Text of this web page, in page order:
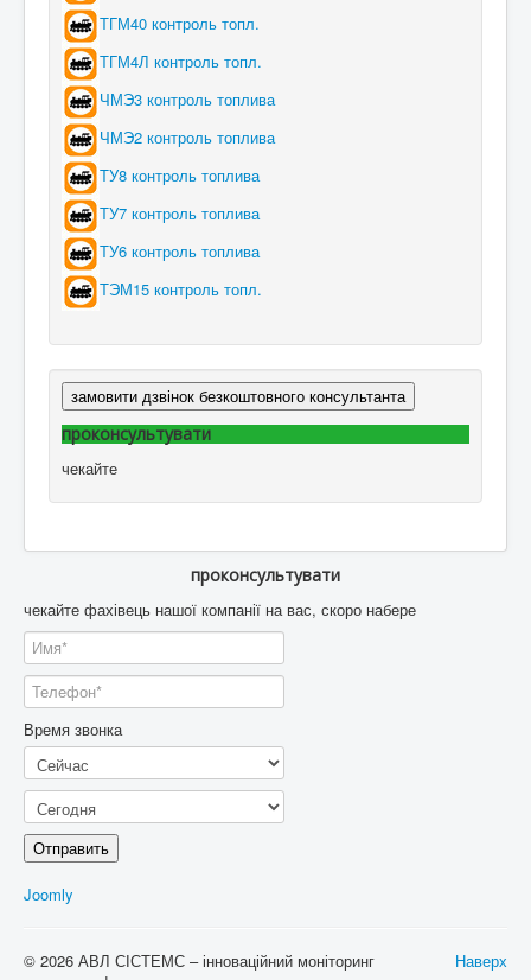
ТГМ40 контроль топл.
ТГМ4Л контроль топл.
ЧМЭ3 контроль топлива
ЧМЭ2 контроль топлива
ТУ8 контроль топлива
ТУ7 контроль топлива
ТУ6 контроль топлива
ТЭМ15 контроль топл.
замовити дзвінок безкоштовного консультанта
проконсультувати
чекайте
проконсультувати
чекайте фахівець нашої компанії на вас, скоро набере
Время звонка
Отправить
Joomly
Наверх
© 2026 АВЛ СІСТЕМС – інноваційний моніторинг